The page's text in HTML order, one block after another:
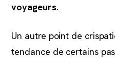
voyageurs.
Un autre point de
tendance de certains